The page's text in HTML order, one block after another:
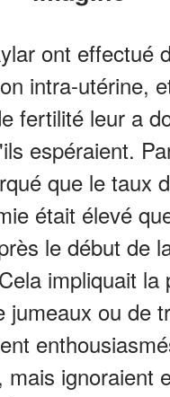
ont effectué
intra-utérine,
fertilité leur a
espéraient.
que le taux
était élevé
le début de
impliquait la
jumeaux ou de
mais ignoraient